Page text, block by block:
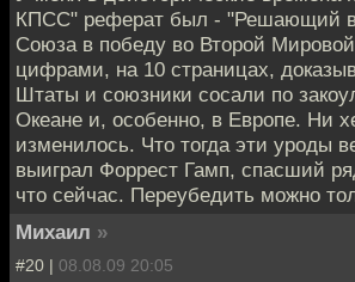
КПСС" реферат был - "Решающий
Союза в победу во Второй
цифрами, на 10 страницах,
Штаты и союзники сосали по
Океане и, особенно, в Европе. Ни
изменилось. Что тогда эти уроды
выиграл Форрест Гамп, спасший
что сейчас. Переубедить можно
Михаил »
#20 | 08.08.09 20:05